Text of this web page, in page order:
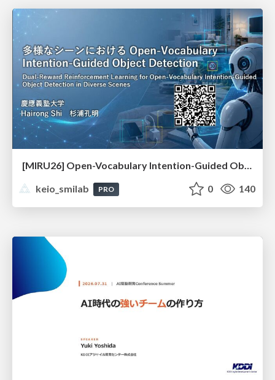
[MIRU26] Open-Vocabulary Intention-Guided Object Detection in Diverse Scenes
keio_smilab
PRO 0 140